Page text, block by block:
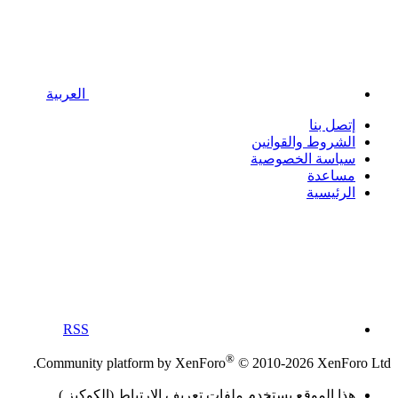
العربية
إتصل بنا
الشروط والقوانين
سياسة الخصوصية
مساعدة
الرئيسية
RSS
Community platform by XenForo® © 2010-2026 XenForo Ltd.
هذا الموقع يستخدم ملفات تعريف الارتباط (الكوكيز )